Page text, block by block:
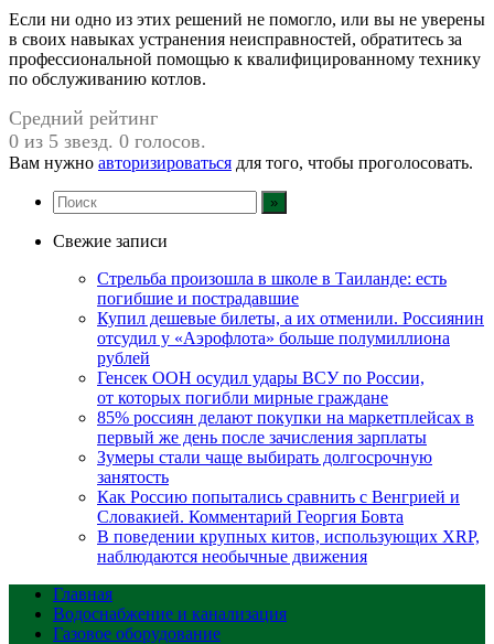
Если ни одно из этих решений не помогло, или вы не уверены
в своих навыках устранения неисправностей, обратитесь за
профессиональной помощью к квалифицированному технику
по обслуживанию котлов.
Средний рейтинг
0 из 5 звезд. 0 голосов.
Вам нужно авторизироваться для того, чтобы проголосовать.
Свежие записи
Стрельба произошла в школе в Таиланде: есть
погибшие и пострадавшие
Купил дешевые билеты, а их отменили. Россиянин
отсудил у «Аэрофлота» больше полумиллиона
рублей
Генсек ООН осудил удары ВСУ по России,
от которых погибли мирные граждане
85% россиян делают покупки на маркетплейсах в
первый же день после зачисления зарплаты
Зумеры стали чаще выбирать долгосрочную
занятость
Как Россию попытались сравнить с Венгрией и
Словакией. Комментарий Георгия Бовта
В поведении крупных китов, использующих XRP,
наблюдаются необычные движения
Главная
Водоснабжение и канализация
Газовое оборудование